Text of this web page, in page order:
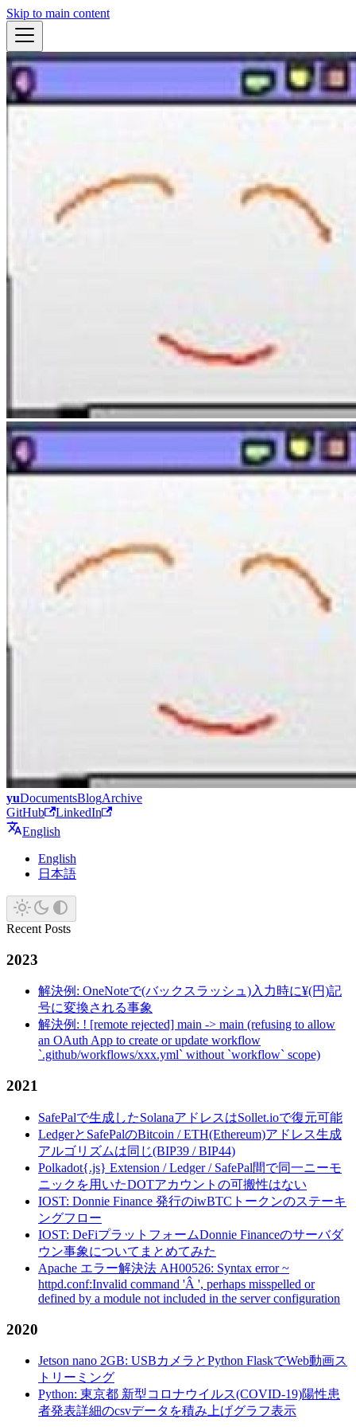
Skip to main content
yuDocumentsBlogArchive
GitHub
LinkedIn
English
English
日本語
Recent Posts
2023
解決例: OneNoteで(バックスラッシュ)入力時に¥(円)記
号に変換される事象
解決例: ! [remote rejected] main -> main (refusing to allow
an OAuth App to create or update workflow
`.github/workflows/xxx.yml` without `workflow` scope)
2021
SafePalで生成したSolanaアドレスはSollet.ioで復元可能
LedgerとSafePalのBitcoin / ETH(Ethereum)アドレス生成
アルゴリズムは同じ(BIP39 / BIP44)
Polkadot{.js} Extension / Ledger / SafePal間で同一ニーモ
ニックを用いたDOTアカウントの可搬性はない
IOST: Donnie Finance 発行のiwBTCトークンのステーキ
ングフロー
IOST: DeFiプラットフォームDonnie Financeのサーバダ
ウン事象についてまとめてみた
Apache エラー解決法 AH00526: Syntax error ~
httpd.conf:Invalid command 'Â ', perhaps misspelled or
defined by a module not included in the server configuration
2020
Jetson nano 2GB: USBカメラとPython FlaskでWeb動画ス
トリーミング
Python: 東京都 新型コロナウイルス(COVID-19)陽性患
者発表詳細のcsvデータを積み上げグラフ表示